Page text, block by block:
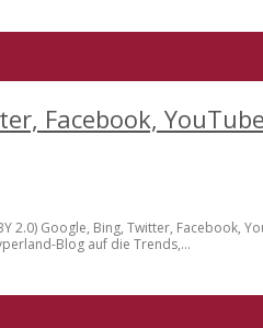
Facebook, YouTube
2.0) Google, Bing, Twitter, Facebook,
Blog auf die Trends,...